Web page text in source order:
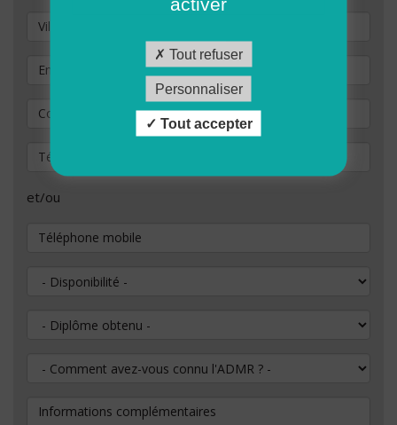
Ville / commune
Email
Confirmation de votre adresse e-mail
Téléphone fixe
et/ou
Téléphone mobile
Disponibilité
Diplôme obtenu
Comment avez-vous connu l'ADMR ?
Informations complémentaires
Tout refuser
Personnaliser
Tout accepter